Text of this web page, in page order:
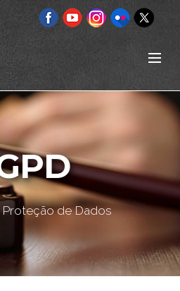
Proteção de Dados